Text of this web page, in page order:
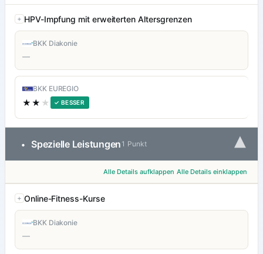
HPV-Impfung mit erweiterten Altersgrenzen
BKK Diakonie
—
BKK EUREGIO
★★ ★ ✓ BESSER
• Spezielle Leistungen 1 Punkt ▾
Alle Details aufklappen Alle Details einklappen
Online-Fitness-Kurse
BKK Diakonie
—